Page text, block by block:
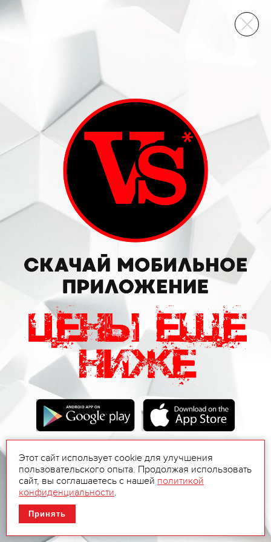
ВИННЫЙ СКЛАД
Этот сайт использует cookie для улучшения
пользовательского опыта. Продолжая использовать
сайт, вы соглашаетесь с нашей политикой
конфиденциальности.
Принять